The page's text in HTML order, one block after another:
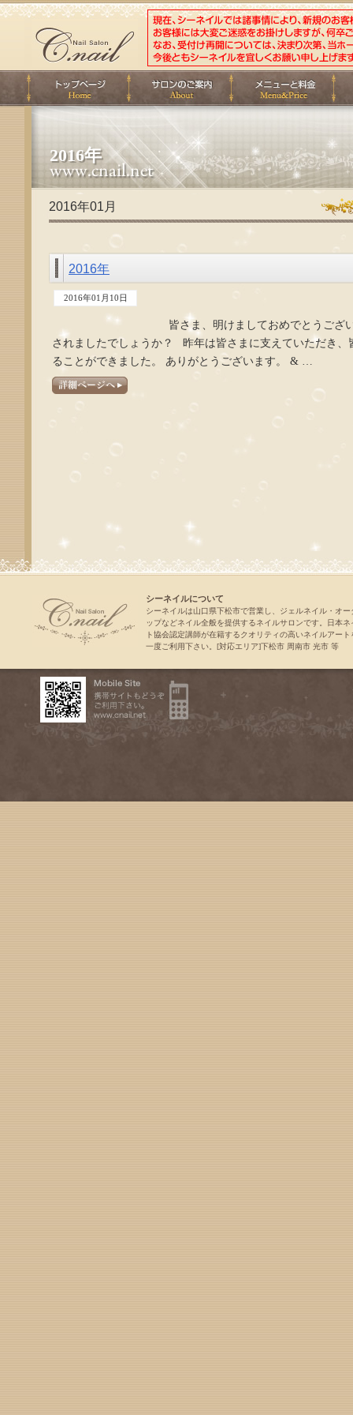
2016年
2016年01月
2016年
2016年01月10日
皆さま、明けましておめでとうござ
されましたでしょうか？ 昨年は皆さまに支えていただき、
ることができました。 ありがとうございます。 & …
シーネイルについて
シーネイルは山口県下松市で営業し、ジェルネイル・オー
ップなどネイル全般を提供するネイルサロンです。日本ネ
ト協会認定講師が在籍するクオリティの高いネイルアート
一度ご利用下さい。[対応エリア]下松市 周南市 光市 等